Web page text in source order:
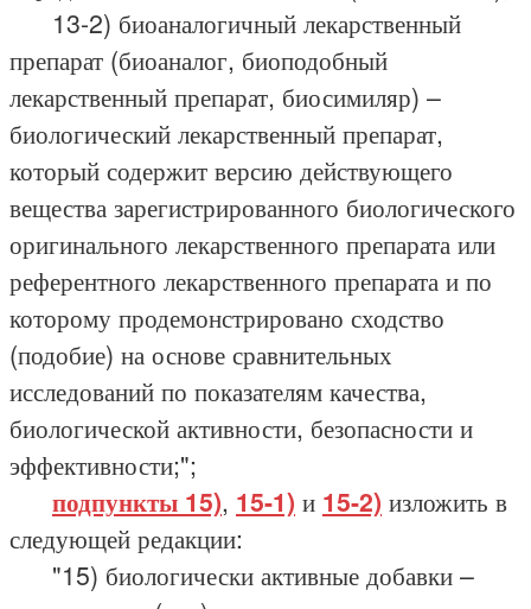
13-2) биоаналогичный лекарственный
препарат (биоаналог, биоподобный
лекарственный препарат, биосимиляр) –
биологический лекарственный препарат,
который содержит версию действующего
вещества зарегистрированного биологического
оригинального лекарственного препарата или
референтного лекарственного препарата и по
которому продемонстрировано сходство
(подобие) на основе сравнительных
исследований по показателям качества,
биологической активности, безопасности и
эффективности;";
подпункты 15), 15-1) и 15-2) изложить в
следующей редакции:
"15) биологически активные добавки –